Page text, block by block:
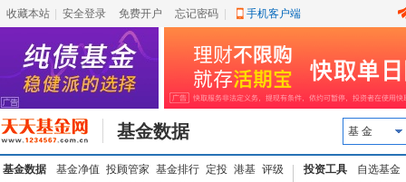
收藏本站 安全登录 免费开户 忘记密码 手机客户端
基金数据 基 金
基金数据 基金净值 投顾管家 基金排行 定投 港基 评级
投资工具
自选基金